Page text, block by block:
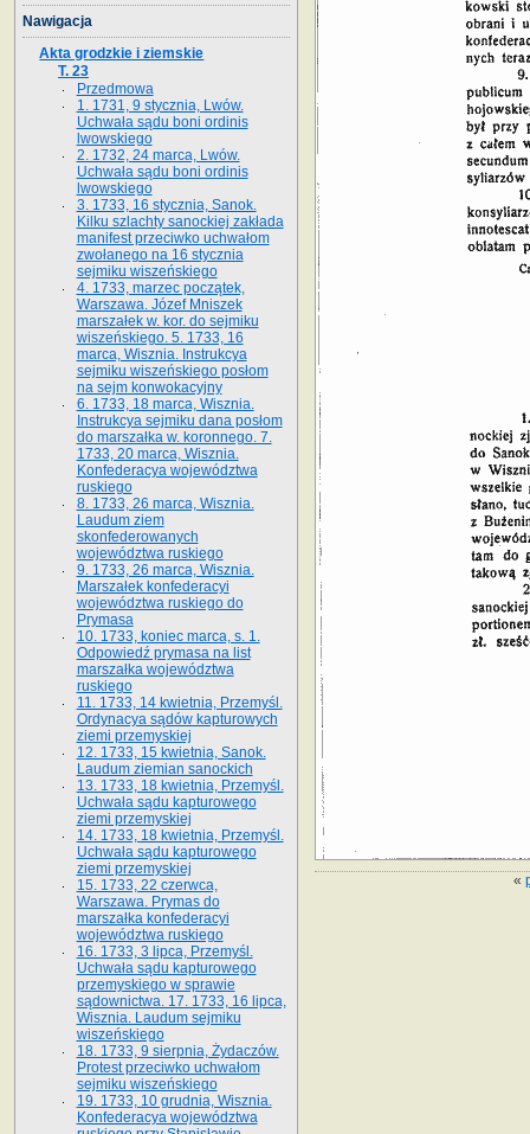
«
Nawigacja
Akta grodzkie i ziemskie
T. 23
Przedmowa
1. 1731, 9 stycznia, Lwów.
Uchwała sądu boni ordinis
lwowskiego
2. 1732, 24 marca, Lwów.
Uchwała sądu boni ordinis
lwowskiego
3. 1733, 16 stycznia, Sanok.
Kilku szlachty sanockiej zakłada
manifest przeciwko uchwałom
zwołanego na 16 stycz­nia
sejmiku wiszeńskiego
4. 1733, marzec początek,
Warszawa. Józef Mniszek
marszałek w. kor. do sejmiku
wiszeńskiego. 5. 1733, 16
marca, Wisznia. Instrukcya
sejmiku wiszeńskiego posłom
na sejm konwokacyjny
6. 1733, 18 marca, Wisznia.
Instrukcya sejmiku dana posłom
do marszałka w. koronnego. 7.
1733, 20 marca, Wisznia.
Konfederacya województwa
ruskiego
8. 1733, 26 marca, Wisznia.
Laudum ziem
skonfederowanych
województwa ruskiego
9. 1733, 26 marca, Wisznia.
Marszałek konfederacyi
województwa ruskiego do
Prymasa
10. 1733, koniec marca, s. 1.
Odpowiedź prymasa na list
marszałka województwa
ruskiego
11. 1733, 14 kwietnia, Przemyśl.
Ordynacya sądów kapturowych
ziemi przemyskiej
12. 1733, 15 kwietnia, Sanok.
Laudum ziemian sanockich
13. 1733, 18 kwietnia, Przemyśl.
Uchwała sądu kapturowego
ziemi przemyskiej
14. 1733, 18 kwietnia, Przemyśl.
Uchwała sądu kapturowego
ziemi przemyskiej
15. 1733, 22 czerwca,
Warszawa. Prymas do
marszałka konfederacyi
województwa ruskiego
16. 1733, 3 lipca, Przemyśl.
Uchwała sądu kapturowego
przemyskiego w sprawie
sądownictwa. 17. 1733, 16 lipca,
Wisznia. Laudum sejmiku
wiszeńskiego
18. 1733, 9 sierpnia, Żydaczów.
Protest przeciwko uchwałom
sejmiku wiszeńskiego
19. 1733, 10 grudnia, Wisznia.
Konfederacya województwa